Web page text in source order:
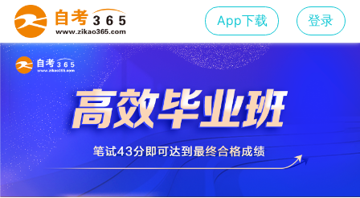
登录
App下载